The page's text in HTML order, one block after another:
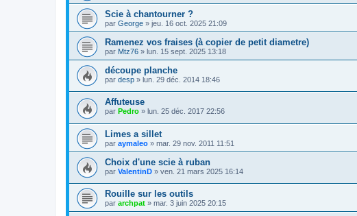
Scie à chantourner ?
par George » jeu. 16 oct. 2025 21:09
Ramenez vos fraises (à copier de petit diametre)
par Mtz76 » lun. 15 sept. 2025 13:18
découpe planche
par desp » lun. 29 déc. 2014 18:46
Affuteuse
par Pedro » lun. 25 déc. 2017 22:56
Limes a sillet
par aymaleo » mar. 29 nov. 2011 11:51
Choix d'une scie à ruban
par ValentinD » ven. 21 mars 2025 16:14
Rouille sur les outils
par archpat » mar. 3 juin 2025 20:15